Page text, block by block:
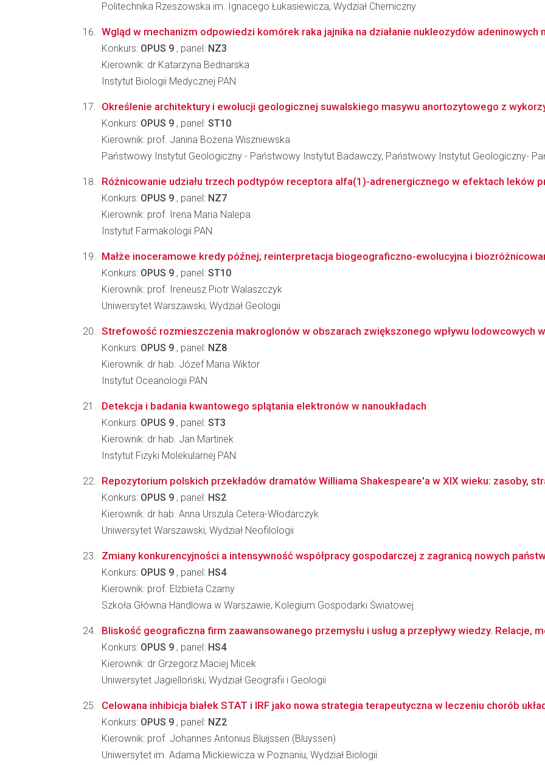
Politechnika Rzeszowska im. Ignacego Łukasiewicza, Wydział Chemiczny
Wgląd w mechanizm odpowiedzi komórek raka jajnika na działanie nukleozydów
Konkurs: OPUS 9 , panel: NZ3
Kierownik: dr Katarzyna Bednarska
Instytut Biologii Medycznej PAN
Określenie architektury i ewolucji geologicznej suwalskiego masywu anortozytowego z
Konkurs: OPUS 9 , panel: ST10
Kierownik: prof. Janina Bożena Wiszniewska
Państwowy Instytut Geologiczny - Państwowy Instytut Badawczy, Państwowy Instytut Geologiczny-
Różnicowanie udziału trzech podtypów receptora alfa(1)-adrenergicznego w efektach leków
Konkurs: OPUS 9 , panel: NZ7
Kierownik: prof. Irena Maria Nalepa
Instytut Farmakologii PAN
Małże inoceramowe kredy późnej; reinterpretacja biogeograficzno-ewolucyjna i
Konkurs: OPUS 9 , panel: ST10
Kierownik: prof. Ireneusz Piotr Walaszczyk
Uniwersytet Warszawski, Wydział Geologii
Strefowość rozmieszczenia makroglonów w obszarach zwiększonego wpływu lodowcowych
Konkurs: OPUS 9 , panel: NZ8
Kierownik: dr hab. Józef Maria Wiktor
Instytut Oceanologii PAN
Detekcja i badania kwantowego splątania elektronów w nanoukładach
Konkurs: OPUS 9 , panel: ST3
Kierownik: dr hab. Jan Martinek
Instytut Fizyki Molekularnej PAN
Repozytorium polskich przekładów dramatów Williama Shakespeare'a w XIX wieku: zasoby,
Konkurs: OPUS 9 , panel: HS2
Kierownik: dr hab. Anna Urszula Cetera-Włodarczyk
Uniwersytet Warszawski, Wydział Neofilologii
Zmiany konkurencyjności a intensywność współpracy gospodarczej z zagranicą nowych
Konkurs: OPUS 9 , panel: HS4
Kierownik: prof. Elżbieta Czarny
Szkoła Główna Handlowa w Warszawie, Kolegium Gospodarki Światowej
Bliskość geograficzna firm zaawansowanego przemysłu i usług a przepływy wiedzy. Relacje,
Konkurs: OPUS 9 , panel: HS4
Kierownik: dr Grzegorz Maciej Micek
Uniwersytet Jagielloński, Wydział Geografii i Geologii
Celowana inhibicja białek STAT i IRF jako nowa strategia terapeutyczna w leczeniu chorób
Konkurs: OPUS 9 , panel: NZ2
Kierownik: prof. Johannes Antonius Bluijssen (Bluyssen)
Uniwersytet im. Adama Mickiewicza w Poznaniu, Wydział Biologii